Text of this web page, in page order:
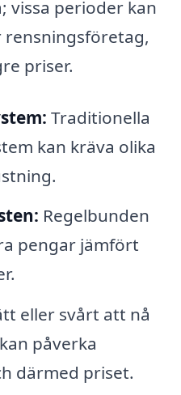
vissa perioder kan
priser.
Traditionella
kan kräva olika
Regelbunden
pengar jämfört
eller svårt att nå
påverka
därmed priset.